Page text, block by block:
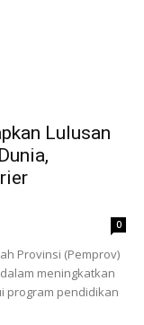
Lulusan
0
Provinsi (Pemprov)
meningkatkan
program pendidikan